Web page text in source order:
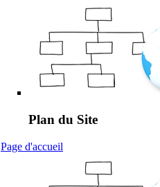
Plan du Site
Page d'accueil